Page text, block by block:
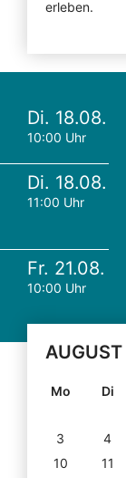
erleben.
Di. 18.08.
10:00 Uhr
Di. 18.08.
11:00 Uhr
Fr. 21.08.
10:00 Uhr
AUGUST
Mo Di
3
4
10
11